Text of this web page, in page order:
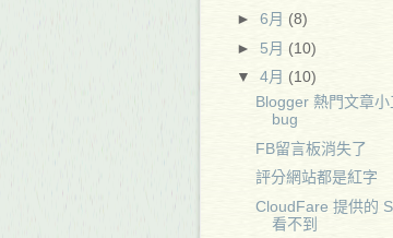
► 6月 (8)
► 5月 (10)
▼ 4月 (10)
Blogger 熱門文章小
bug
FB留言板消失了
評分網站都是紅字
CloudFare 提供的
看不到